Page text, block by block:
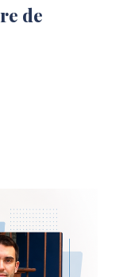
de